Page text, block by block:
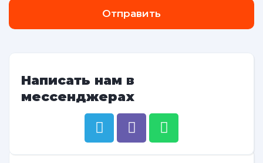
Отправить
Написать нам в
мессенджерах